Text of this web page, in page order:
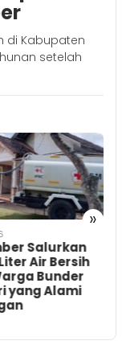
di Kabupaten
setelah
»
Salurkan
Air Bersih
Bunder
yang Alami